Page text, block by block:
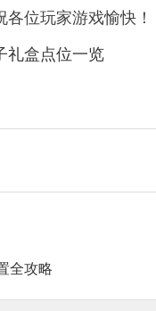
位玩家游戏愉快！
礼盒点位一览
全攻略